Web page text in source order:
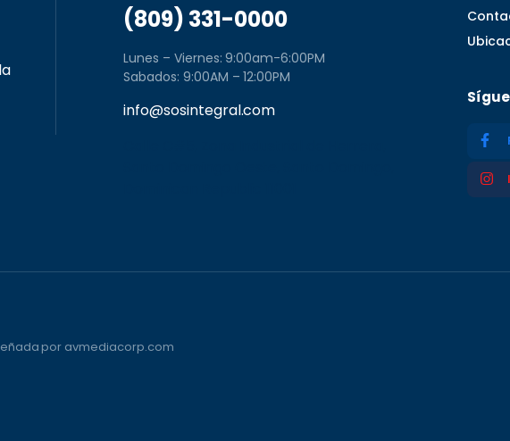
(809) 331-0000
Lunes – Viernes: 9:00am-6:00PM
Sabados: 9:00AM – 12:00PM
info@sosintegral.com
por avmediacorp.com